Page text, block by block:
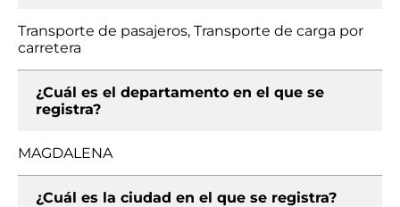
Transporte de pasajeros, Transporte de carga por
carretera
¿Cuál es el departamento en el que se
registra?
MAGDALENA
¿Cuál es la ciudad en el que se registra?